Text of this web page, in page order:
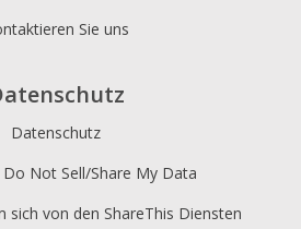
Sie uns
Datenschutz
Not Sell/Share My Data
sich von den ShareThis Diensten